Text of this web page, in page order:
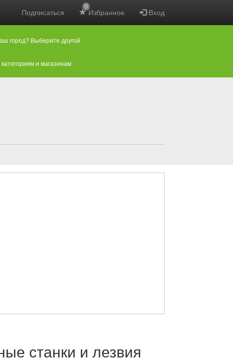
Подписаться Избранное
0
Вход
город? Выберите другой
категориям и магазинам
станки и лезвия